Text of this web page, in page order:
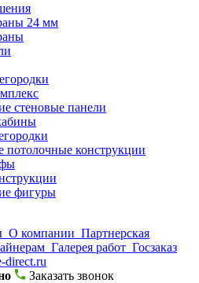
24 мм
стеновые панели
потолочные конструкции
фигуры
О компании Партнерская
Галерея работ Госзаказ
direct.ru
Заказать звонок